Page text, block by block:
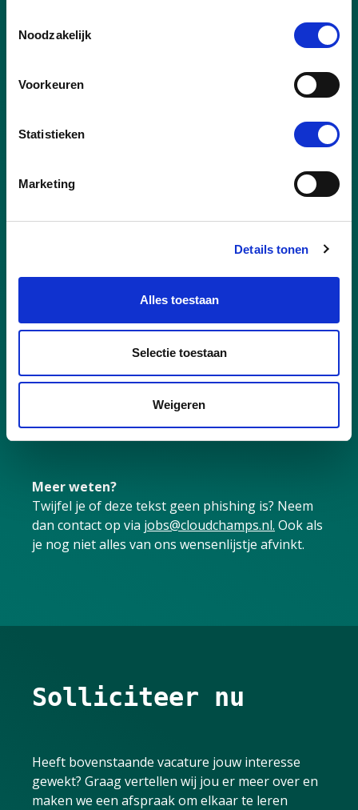
Noodzakelijk
Voorkeuren
Statistieken
Marketing
Details tonen
Alles toestaan
Selectie toestaan
Weigeren
Veel ontwikkelkansen en opleidingsbudget:
als jij je wilt verbreden of verdiepen, dan
internetverbinding: altijd dichtbij, altijd direct
Je verandert niet in een overspannen grijze
We springen een gat in de cloud als je..
met nadruk op Azure
Beschikt over (of bezig bent met)
Automatiseren leuk vindt, en handmatig werk
Ownership pakt: jij zorgt dat het geregeld
wordt
Meer weten?
Twijfel je of deze tekst geen phishing is? Neem
dan contact op via jobs@cloudchamps.nl. Ook als
je nog niet alles van ons wensenlijstje afvinkt.
Solliciteer nu
Heeft bovenstaande vacature jouw interesse
gewekt? Graag vertellen wij jou er meer over en
maken we een afspraak om elkaar te leren